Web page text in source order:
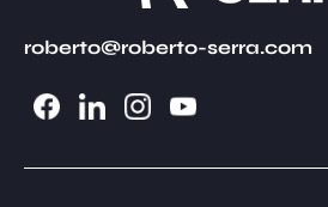
roberto@roberto-serra.com